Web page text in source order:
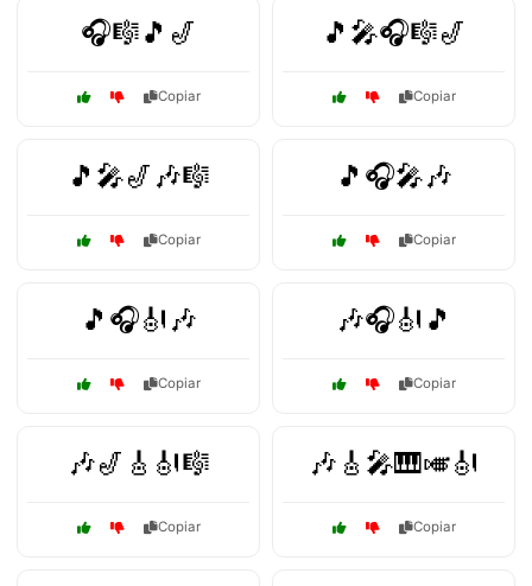
🎧🎼🎵🎷
Copiar
🎵🎤🎧🎼🎷
Copiar
🎵🎤🎷🎶🎼
Copiar
🎵🎧🎤🎶
Copiar
🎵🎧🎻🎶
Copiar
🎶🎧🎻🎵
Copiar
🎶🎷🎸🎻🎼
Copiar
🎶🎸🎤🎹🎺🎻
Copiar